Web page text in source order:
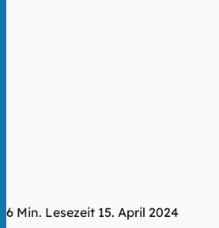
6 Min. Lesezeit 15. April 2024